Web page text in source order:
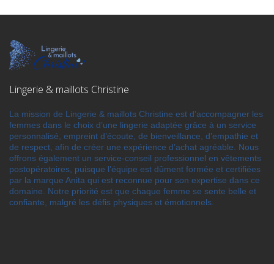
Lingerie & maillots Christine
La mission de Lingerie & maillots Christine est d’accompagner les
femmes dans le choix d’une lingerie adaptée grâce à un service
personnalisé, empreint d’écoute, de bienveillance, d’empathie et
de respect, afin de créer une expérience d’achat agréable. Nous
offrons également un service-conseil professionnel en vêtements
postopératoires, puisque l’équipe est dûment formée et certifiées
par la marque Anita qui est reconnue pour son expertise dans ce
domaine. Notre priorité est que chaque femme se sente belle et
confiante, malgré les défis physiques et émotionnels.